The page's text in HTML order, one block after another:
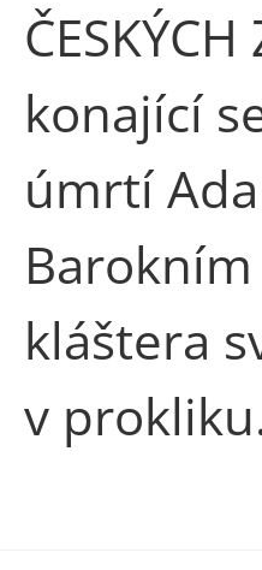
konající
úmrtí
kláštera
v